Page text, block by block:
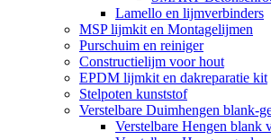
Lamello en lijmverbinders
MSP lijmkit en Montagelijmen
Purschuim en reiniger
Constructielijm voor hout
EPDM lijmkit en dakreparatie kit
Stelpoten kunststof
Verstelbare Duimhengen blank-
Verstelbare Hengen blank